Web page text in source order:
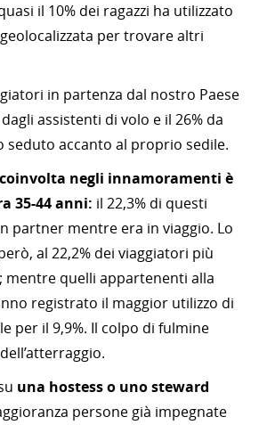
il 10% dei ragazzi ha utilizzato
per trovare altri
in partenza dal nostro Paese
assistenti di volo e il 26% da
seduto accanto al proprio sedile.
coinvolta negli innamoramenti è
35-44 anni: il 22,3% di questi
partner mentre era in viaggio. Lo
al 22,2% dei viaggiatori più
mentre quelli appartenenti alla
registrato il maggior utilizzo di
per il 9,9%. Il colpo di fulmine
una hostess o uno steward
persone già impegnate